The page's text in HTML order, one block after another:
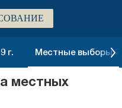
г. Местные выборы
местных